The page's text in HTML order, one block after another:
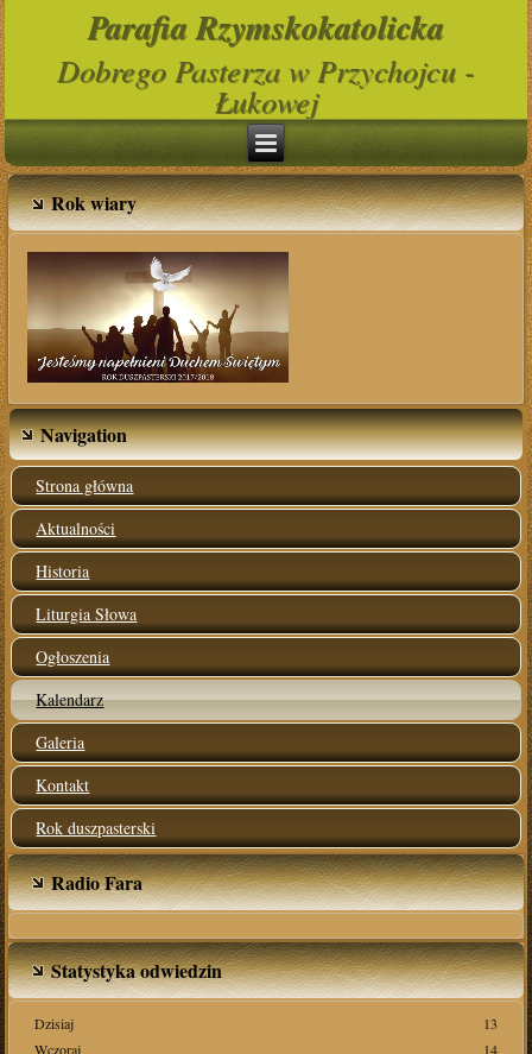
Parafia Rzymskokatolicka
Dobrego Pasterza w Przychojcu -
Łukowej
Rok wiary
Navigation
Strona główna
Aktualności
Historia
Liturgia Słowa
Ogłoszenia
Kalendarz
Galeria
Kontakt
Rok duszpasterski
Radio Fara
Statystyka odwiedzin
Dzisiaj
13
Wczoraj
14